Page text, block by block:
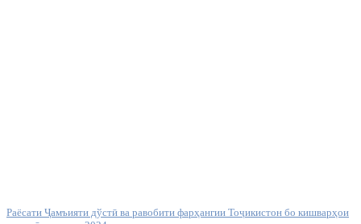
Раёсати Ҷамъияти дўстӣ ва равобити фарҳангии Тоҷикистон бо кишварҳои